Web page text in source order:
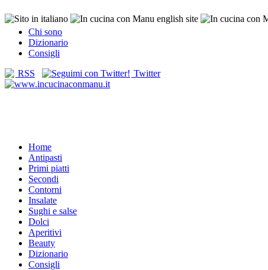
Chi sono
Dizionario
Consigli
RSS
Twitter
Home
Antipasti
Primi piatti
Secondi
Contorni
Insalate
Sughi e salse
Dolci
Aperitivi
Beauty
Dizionario
Consigli